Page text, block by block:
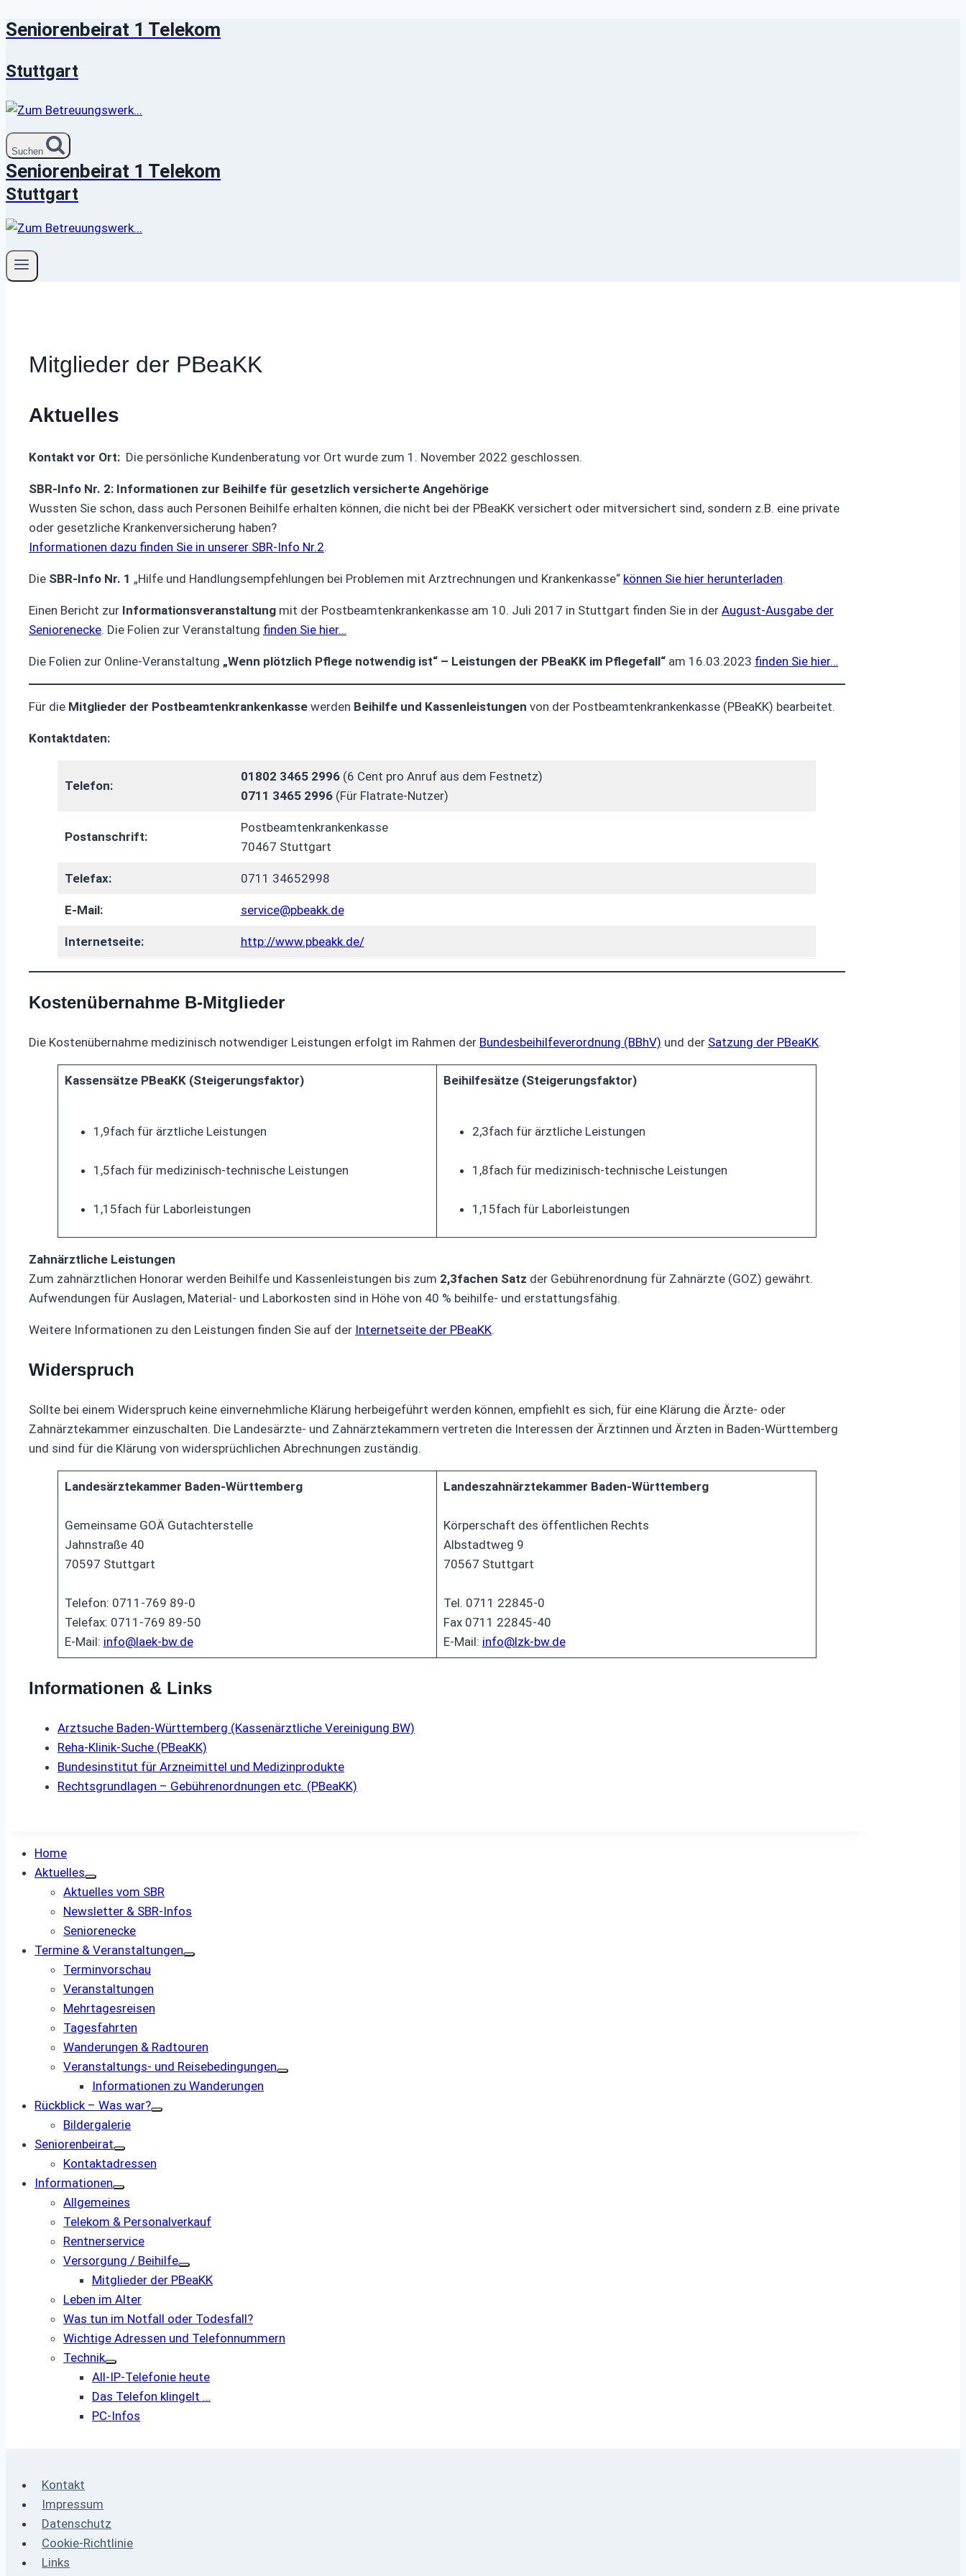
Zum
springen
Seniorenbeirat 1 Telekom
Stuttgart
Suchen
Seniorenbeirat 1 Telekom
Stuttgart
Mitglieder der PBeaKK
Aktuelles
Kontakt vor Ort: Die persönliche Kundenberatung vor Ort wurde zum 1. November 2022 geschlossen.
SBR-Info Nr. 2: Informationen zur Beihilfe für gesetzlich versicherte Angehörige
Wussten Sie schon, dass auch Personen Beihilfe erhalten können, die nicht bei der PBeaKK versichert oder mitversichert sind, sondern z.B. eine private
oder gesetzliche Krankenversicherung haben?
Informationen dazu finden Sie in unserer SBR-Info Nr.2.
Die SBR-Info Nr. 1 „Hilfe und Handlungsempfehlungen bei Problemen mit Arztrechnungen und Krankenkasse“ können Sie hier herunterladen.
Einen Bericht zur Informationsveranstaltung mit der Postbeamtenkrankenkasse am 10. Juli 2017 in Stuttgart finden Sie in der August-Ausgabe der
Seniorenecke. Die Folien zur Veranstaltung finden Sie hier…
Die Folien zur Online-Veranstaltung „Wenn plötzlich Pflege notwendig ist“ – Leistungen der PBeaKK im Pflegefall“ am 16.03.2023 finden Sie hier…
Für die Mitglieder der Postbeamtenkrankenkasse werden Beihilfe und Kassenleistungen von der Postbeamtenkrankenkasse (PBeaKK) bearbeitet.
Kontaktdaten:
Telefon:
01802 3465 2996(6 Cent pro Anruf aus dem Festnetz)
0711 3465 2996(Für Flatrate-Nutzer)
Postanschrift:
Postbeamtenkrankenkasse
70467 Stuttgart
Telefax: 0711 34652998
E-Mail: service@pbeakk.de
Internetseite: http://www.pbeakk.de/
Kostenübernahme B-Mitglieder
Die Kostenübernahme medizinisch notwendiger Leistungen erfolgt im Rahmen der Bundesbeihilfeverordnung (BBhV) und der Satzung der PBeaKK.
Kassensätze PBeaKK (Steigerungsfaktor)
1,9fach für ärztliche Leistungen
1,5fach für medizinisch-technische Leistungen
1,15fach für Laborleistungen
Beihilfesätze (Steigerungsfaktor)
2,3fach für ärztliche Leistungen
1,8fach für medizinisch-technische Leistungen
1,15fach für Laborleistungen
Zahnärztliche Leistungen
Zum zahnärztlichen Honorar werden Beihilfe und Kassenleistungen bis zum 2,3fachen Satz der Gebührenordnung für Zahnärzte (GOZ) gewährt.
Aufwendungen für Auslagen, Material- und Laborkosten sind in Höhe von 40 % beihilfe- und erstattungsfähig.
Weitere Informationen zu den Leistungen finden Sie auf der Internetseite der PBeaKK.
Widerspruch
Sollte bei einem Widerspruch keine einvernehmliche Klärung herbeigeführt werden können, empfiehlt es sich, für eine Klärung die Ärzte- oder
Zahnärztekammer einzuschalten. Die Landesärzte- und Zahnärztekammern vertreten die Interessen der Ärztinnen und Ärzten in Baden-Württemberg
und sind für die Klärung von widersprüchlichen Abrechnungen zuständig.
Landesärztekammer Baden-Württemberg
Gemeinsame GOÄ Gutachterstelle
Jahnstraße 40
70597 Stuttgart
Telefon: 0711-769 89-0
Telefax: 0711-769 89-50
E-Mail: info@laek-bw.de
Landeszahnärztekammer Baden-Württemberg
Körperschaft des öffentlichen Rechts
Albstadtweg 9
70567 Stuttgart
Tel. 0711 22845-0
Fax 0711 22845-40
E-Mail: info@lzk-bw.de
Informationen & Links
Arztsuche Baden-Württemberg (Kassenärztliche Vereinigung BW)
Reha-Klinik-Suche (PBeaKK)
Bundesinstitut für Arzneimittel und Medizinprodukte
Rechtsgrundlagen – Gebührenordnungen etc. (PBeaKK)
Home
Aktuelles
Aktuelles vom SBR
Newsletter & SBR-Infos
Seniorenecke
Termine & Veranstaltungen
Terminvorschau
Veranstaltungen
Mehrtagesreisen
Tagesfahrten
Wanderungen & Radtouren
Veranstaltungs- und ­Reisebedingungen
Informationen zu Wanderungen
Rückblick – Was war?
Bildergalerie
Seniorenbeirat
Kontaktadressen
Informationen
Allgemeines
Telekom & Personalverkauf
Rentnerservice
Versorgung / Beihilfe
Mitglieder der PBeaKK
Leben im Alter
Was tun im Notfall oder Todesfall?
Wichtige Adressen und Telefonnummern
Technik
All-IP-Telefonie heute
Das Telefon klingelt …
PC-Infos
Kontakt
Impressum
Datenschutz
Cookie-Richtlinie
Links